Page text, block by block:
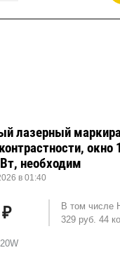
лазерный
необходим
в 01:40
В том числе
329 руб. 44